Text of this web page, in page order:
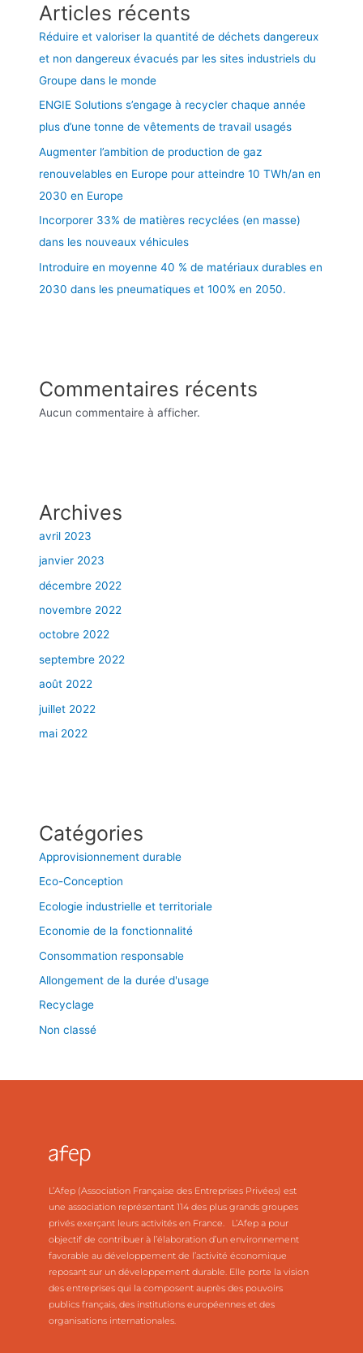
Articles récents
Réduire et valoriser la quantité de déchets dangereux
et non dangereux évacués par les sites industriels du
Groupe dans le monde
ENGIE Solutions s’engage à recycler chaque année
plus d’une tonne de vêtements de travail usagés
Augmenter l’ambition de production de gaz
renouvelables en Europe pour atteindre 10 TWh/an en
2030 en Europe
Incorporer 33% de matières recyclées (en masse)
dans les nouveaux véhicules
Introduire en moyenne 40 % de matériaux durables en
2030 dans les pneumatiques et 100% en 2050.
Commentaires récents
Aucun commentaire à afficher.
Archives
avril 2023
janvier 2023
décembre 2022
novembre 2022
octobre 2022
septembre 2022
août 2022
juillet 2022
mai 2022
Catégories
Approvisionnement durable
Eco-Conception
Ecologie industrielle et territoriale
Economie de la fonctionnalité
Consommation responsable
Allongement de la durée d'usage
Recyclage
Non classé
L’Afep (Association Française des Entreprises Privées) est
une association représentant 114 des plus grands groupes
privés exerçant leurs activités en France. L’Afep a pour
objectif de contribuer à l’élaboration d’un environnement
favorable au développement de l’activité économique
reposant sur un développement durable. Elle porte la vision
des entreprises qui la composent auprès des pouvoirs
publics français, des institutions européennes et des
organisations internationales.